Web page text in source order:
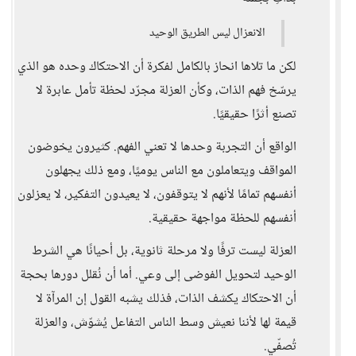
الانعزال ليس الطريق الوحيد
لكن ما تلاها انحاز بالكامل لفكرة أن الاحتكاك وحده هو الذي
يرسّخ فهم الذات، وكأن العزلة مجرّد لحظة تأمل عابرة لا
تصنع أثرًا حقيقيًا.
الواقع أن التجربة وحدها لا تعني الفهم. كثيرون يخوضون
المواقف ويتعاملون مع الناس يوميًا، ومع ذلك يجهلون
أنفسهم تمامًا لأنهم لا يتوقفون، لا يعيدون التفكير، لا يعزلون
أنفسهم للحظة مواجهة حقيقية.
العزلة ليست ترفًا ولا مرحلة ثانوية، بل أحيانًا هي الشرط
الوحيد لتحويل الفوضى إلى وعي. أما أن نُقلل دورها بحجة
أن الاحتكاك يكشف الذات، فذلك يشبه القول إن المرآة لا
قيمة لها لأننا نعيش وسط الناس التفاعل يُشوّش، والعزلة
تُصفّي.